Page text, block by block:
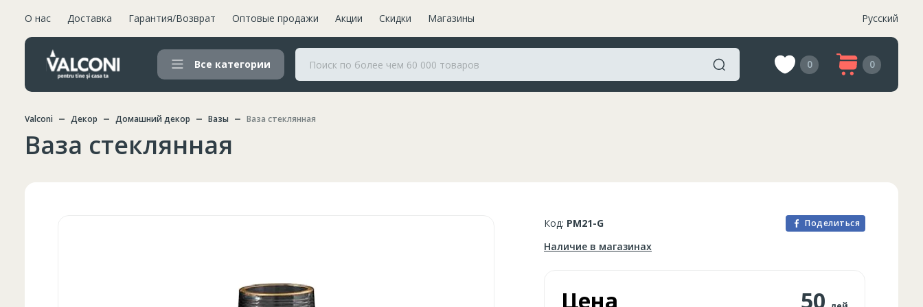
О нас Доставка Гарантия/Возврат Оптовые продажи Акции Скидки Магазины Русский
Все категории 0 0
Valconi Декор Домашний декор Вазы Ваза стеклянная
Ваза стеклянная
Код: PM21-G Поделиться
Наличие в магазинах
Цена 50